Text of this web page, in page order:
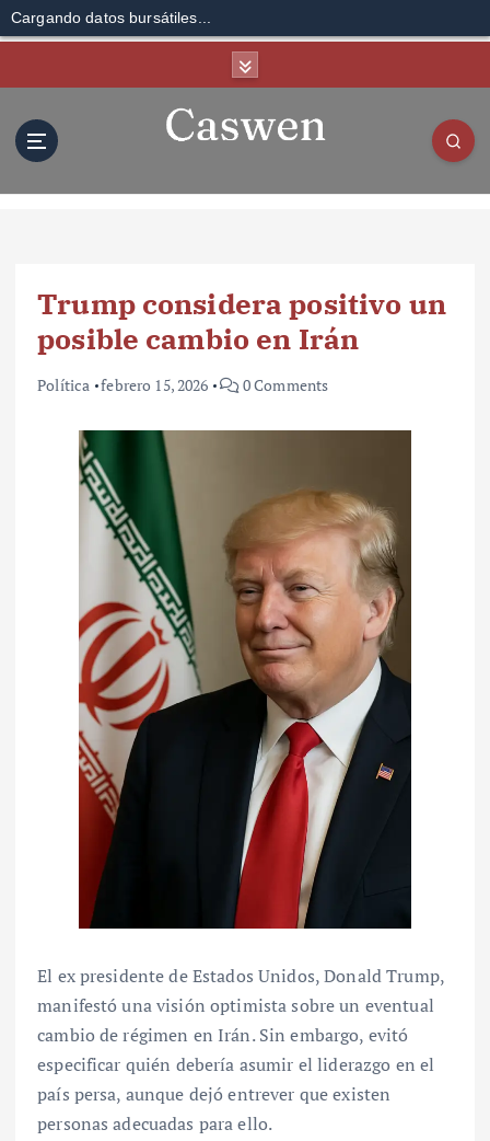
Cargando datos bursátiles...
Trump considera positivo un
posible cambio en Irán
Política febrero 15, 2026 0 Comments
El ex presidente de Estados Unidos, Donald Trump,
manifestó una visión optimista sobre un eventual
cambio de régimen en Irán. Sin embargo, evitó
especificar quién debería asumir el liderazgo en el
país persa, aunque dejó entrever que existen
personas adecuadas para ello.